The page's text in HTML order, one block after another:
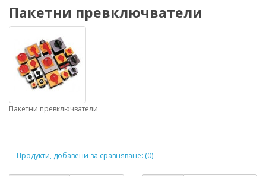
Пакетни превключватели
Пакетни превключватели
Продукти, добавени за сравняване: (0)